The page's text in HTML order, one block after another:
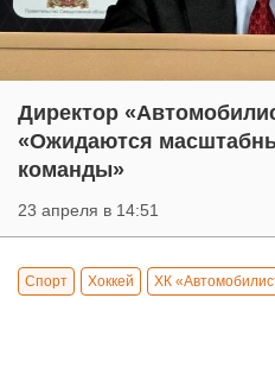
Директор
«Ожидаются
команды»
23 апреля в 14:51
Спорт Хоккей ХК